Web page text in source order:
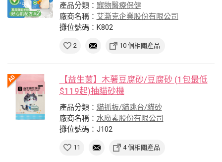
產品分類： 寵物醫療保健
廠商名稱： 艾澌克企業股份有限公司
攤位號碼：K802
2 10 個相關產品
【益生菌】木薯豆腐砂/豆腐砂 (1包最低
$119起)抽貓砂機
產品分類： 貓抓板/貓跳台/貓砂
廠商名稱： 水魔素股份有限公司
攤位號碼：J102
11 4 個相關產品